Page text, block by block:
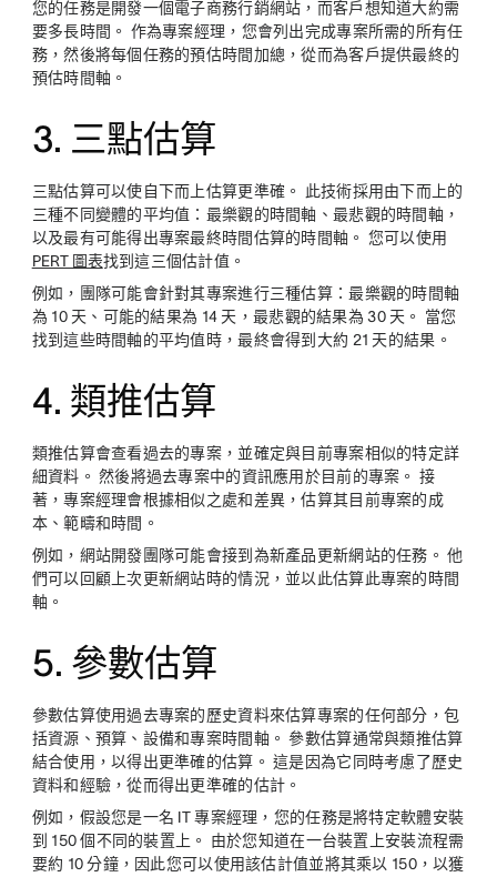
您的任務是開發一個電子商務行銷網站，而客戶想知道大約需
要多長時間。 作為專案經理，您會列出完成專案所需的所有任
務，然後將每個任務的預估時間加總，從而為客戶提供最終的
預估時間軸。
3. 三點估算
三點估算可以使自下而上估算更準確。 此技術採用由下而上的
三種不同變體的平均值：最樂觀的時間軸、最悲觀的時間軸，
以及最有可能得出專案最終時間估算的時間軸。 您可以使用
PERT 圖表找到這三個估計值。
例如，團隊可能會針對其專案進行三種估算：最樂觀的時間軸
為 10 天、可能的結果為 14 天，最悲觀的結果為 30 天。 當您
找到這些時間軸的平均值時，最終會得到大約 21 天的結果。
4. 類推估算
類推估算會查看過去的專案，並確定與目前專案相似的特定詳
細資料。 然後將過去專案中的資訊應用於目前的專案。 接
著，專案經理會根據相似之處和差異，估算其目前專案的成
本、範疇和時間。
例如，網站開發團隊可能會接到為新產品更新網站的任務。 他
們可以回顧上次更新網站時的情況，並以此估算此專案的時間
軸。
5. 參數估算
參數估算使用過去專案的歷史資料來估算專案的任何部分，包
括資源、預算、設備和專案時間軸。 參數估算通常與類推估算
結合使用，以得出更準確的估算。 這是因為它同時考慮了歷史
資料和經驗，從而得出更準確的估計。
例如，假設您是一名 IT 專案經理，您的任務是將特定軟體安裝
到 150 個不同的裝置上。 由於您知道在一台裝置上安裝流程需
要約 10 分鐘，因此您可以使用該估計值並將其乘以 150，以獲